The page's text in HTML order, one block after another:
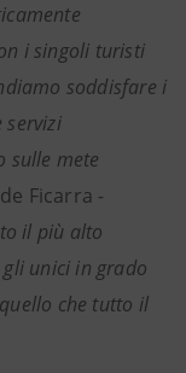
i singoli turisti
soddisfare i
servizi
sulle mete
Ficarra -
il più alto
unici in grado
che tutto il